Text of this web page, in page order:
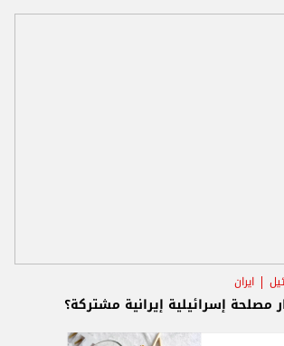
ايران
مصلحة إسرائيلية إيرانية مشتركة؟